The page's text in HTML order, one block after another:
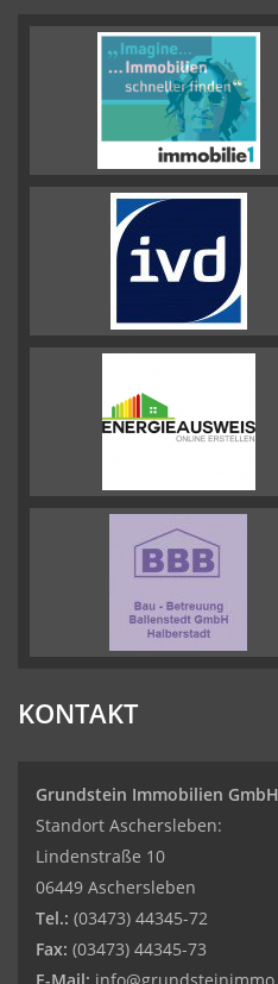
KONTAKT
Grundstein Immobilien GmbH
Standort Aschersleben:
Lindenstraße 10
06449 Aschersleben
Tel.: (03473) 44345-72
Fax: (03473) 44345-73